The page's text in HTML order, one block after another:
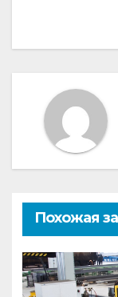
Похожая